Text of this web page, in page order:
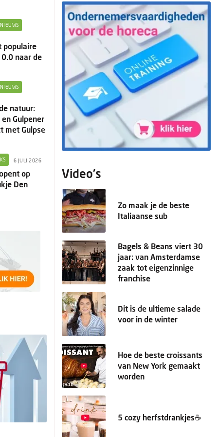
populaire
naar de
natuur:
Gulpener
met Gulpse
6 JULI 2026
op
Den
Video's
Zo maak je de beste
Italiaanse sub
Bagels & Beans viert 30
jaar: van Amsterdamse
zaak tot eigenzinnige
franchise
Dit is de ultieme salade
voor in de winter
Hoe de beste croissants
van New York gemaakt
worden
5 cozy herfstdrankjes☕️